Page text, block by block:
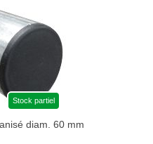
Stock partiel
diam. 60 mm